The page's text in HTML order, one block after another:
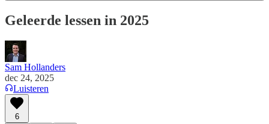
Geleerde lessen in 2025
Sam Hollanders
dec 24, 2025
Luisteren
6